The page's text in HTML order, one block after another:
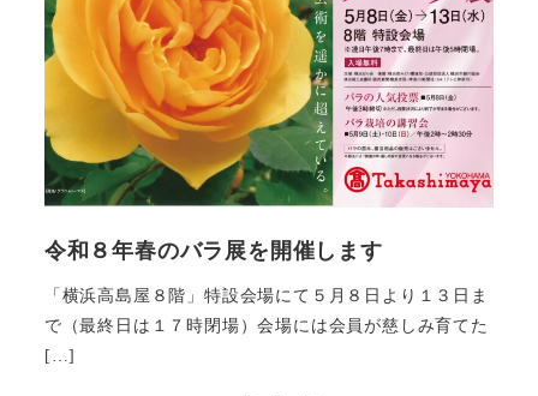
令和８年春のバラ展を開催します
「横浜高島屋８階」特設会場にて５月８日より１３日ま
で（最終日は１７時閉場）会場には会員が慈しみ育てた
[…]